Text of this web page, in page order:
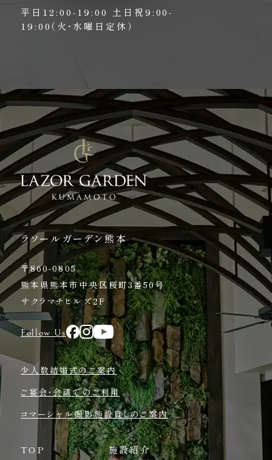
平日12:00-19:00 土日祝9:00-
19:00（火・水曜日定休）
ラソールガーデン熊本
〒860-0805
熊本県熊本市中央区桜町3番50号
サクラマチヒルズ2F
Follow Us
少人数結婚式のご案内
ご宴会・会議でのご利用
コマーシャル撮影施設貸しのご案内
TOP
施設紹介